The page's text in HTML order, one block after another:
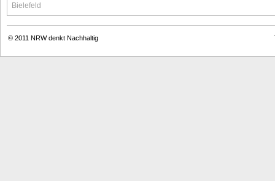
Bielefeld
© 2011 NRW denkt Nachhaltig